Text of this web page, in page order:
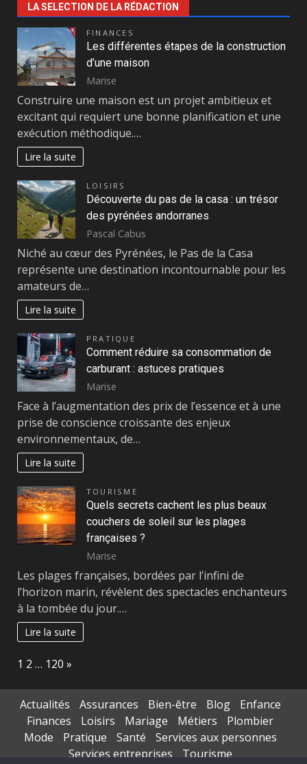
LA SELECTION DE LA RÉDACTION
FINANCES
Les différentes étapes de la construction
d’une maison
Marise
Construire une maison est un projet ambitieux et
excitant qui requiert une bonne planification et une
exécution méthodique.…
Lire la suite
LOISIRS
Découverte du pas de la casa : un trésor
des pyrénées andorranes
Pascal Cabus
Niché au cœur des Pyrénées, le Pas de la Casa
représente une destination incontournable pour les
amateurs de…
Lire la suite
PRATIQUE
Comment réduire sa consommation de
carburant : astuces pratiques
Marise
Face à l’augmentation des prix de l’essence et à une
prise de conscience croissante des enjeux
environnementaux, de…
Lire la suite
TOURISME
Quels secrets cachent les plus beaux
couchers de soleil sur les plages
françaises ?
Marise
Les plages françaises, bordées par l’infini de
l’horizon marin, révèlent des spectacles enchanteurs
à la tombée du jour.…
Lire la suite
Page:
1 2 … 120 Next
»
Actualités Assurances Bien-être Blog
Enfance
Finances
Loisirs Mariage Métiers
Plombier
Mode
Pratique Santé
Services aux personnes
Services entreprises
Tourisme